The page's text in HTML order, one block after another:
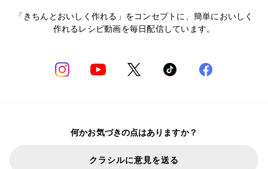
「きちんとおいしく作れる」をコンセプトに、簡単においしく
作れるレシピ動画を毎日配信しています。
何かお気づきの点はありますか？
クラシルに意見を送る